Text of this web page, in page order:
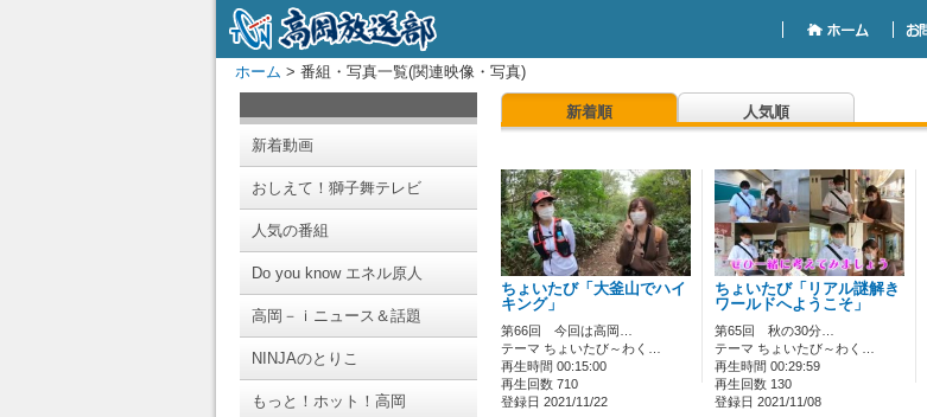
ホーム > 番組・写真一覧(関連映像・写真)
新着動画
おしえて！獅子舞テレビ
人気の番組
Do you know エネル原人
高岡－ｉニュース＆話題
NINJAのとりこ
もっと！ホット！高岡
新着順 人気順
ちょいたび「大釜山でハイ
キング」
第66回 今回は高岡…
テーマ ちょいたび～わく…
再生時間 00:15:00
再生回数 710
登録日 2021/11/22
ちょいたび「リアル謎解き
ワールドへようこそ」
第65回 秋の30分…
テーマ ちょいたび～わく…
再生時間 00:29:59
再生回数 130
登録日 2021/11/08